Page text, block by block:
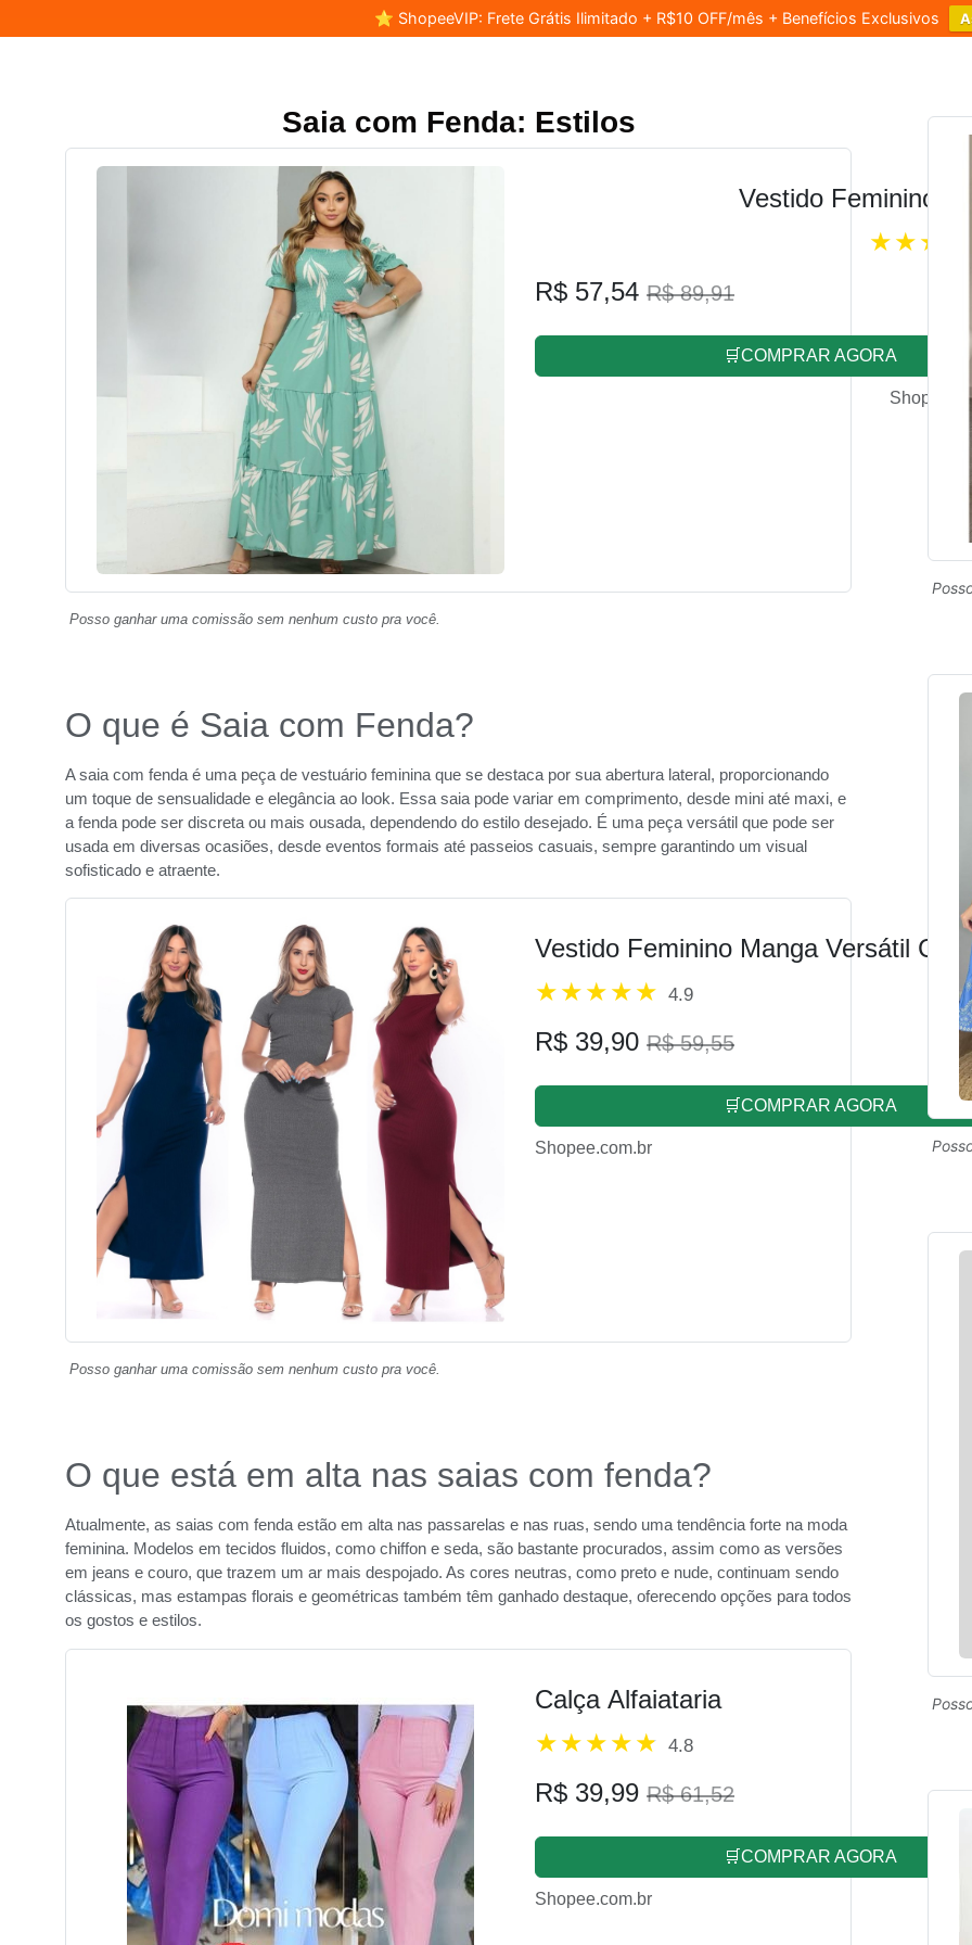
⭐ ShopeeVIP: Frete Grátis Ilimitado + R$10 OFF/mês + Benefícios Exclusivos
Saia com Fenda: Estilos
Vestido Feminino
R$ 57,54 R$ 89,91
🛒COMPRAR AGORA
Posso ganhar uma comissão sem nenhum custo pra você.
O que é Saia com Fenda?
A saia com fenda é uma peça de vestuário feminina que se destaca por sua abertura lateral, proporcionando
um toque de sensualidade e elegância ao look. Essa saia pode variar em comprimento, desde mini até maxi, e
a fenda pode ser discreta ou mais ousada, dependendo do estilo desejado. É uma peça versátil que pode ser
usada em diversas ocasiões, desde eventos formais até passeios casuais, sempre garantindo um visual
sofisticado e atraente.
Vestido Feminino Manga Versátil
4.9
R$ 39,90 R$ 59,55
🛒COMPRAR AGORA
Shopee.com.br
Posso ganhar uma comissão sem nenhum custo pra você.
O que está em alta nas saias com fenda?
Atualmente, as saias com fenda estão em alta nas passarelas e nas ruas, sendo uma tendência forte na moda
feminina. Modelos em tecidos fluidos, como chiffon e seda, são bastante procurados, assim como as versões
em jeans e couro, que trazem um ar mais despojado. As cores neutras, como preto e nude, continuam sendo
clássicas, mas estampas florais e geométricas também têm ganhado destaque, oferecendo opções para todos
os gostos e estilos.
Calça Alfaiataria
4.8
R$ 39,99 R$ 61,52
🛒COMPRAR AGORA
Shopee.com.br